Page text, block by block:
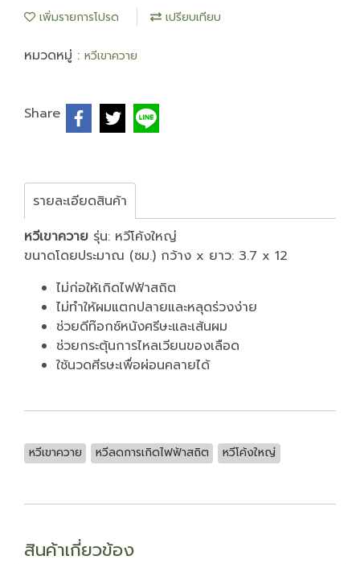
เพิ่มรายการโปรด เปรียบเทียบ
หมวดหมู่ : หวีเขาควาย
Share
รายละเอียดสินค้า
หวีเขาควาย รุ่น: หวีโค้งใหญ่
ขนาดโดยประมาณ (ซม.) กว้าง x ยาว: 3.7 x 12
ไม่ก่อให้เกิดไฟฟ้าสถิต
ไม่ทำให้ผมแตกปลายและหลุดร่วงง่าย
ช่วยดีท๊อกซ์หนังศรีษะและเส้นผม
ช่วยกระตุ้นการไหลเวียนของเลือด
ใช้นวดศีรษะเพื่อผ่อนคลายได้
หวีเขาควาย หวีลดการเกิดไฟฟ้าสถิต หวีโค้งใหญ่
สินค้าเกี่ยวข้อง